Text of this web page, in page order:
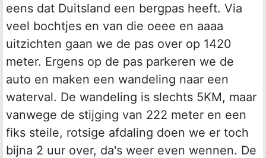
eens dat Duitsland een bergpas heeft. Via
veel bochtjes en van die oeee en aaaa
uitzichten gaan we de pas over op 1420
meter. Ergens op de pas parkeren we de
auto en maken een wandeling naar een
waterval. De wandeling is slechts 5KM, maar
vanwege de stijging van 222 meter en een
fiks steile, rotsige afdaling doen we er toch
bijna 2 uur over, da's weer even wennen. De